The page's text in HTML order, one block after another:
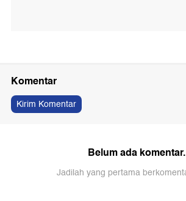
Komentar
Kirim Komentar
Belum ada komentar.
Jadilah yang pertama